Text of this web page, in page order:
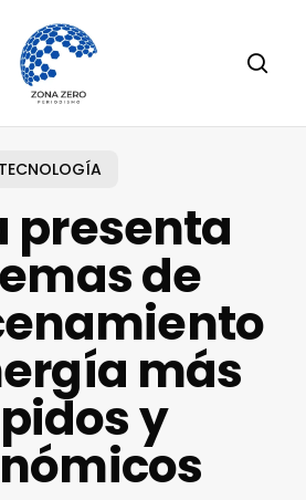
TECNOLOGÍA
presenta
de
más
y